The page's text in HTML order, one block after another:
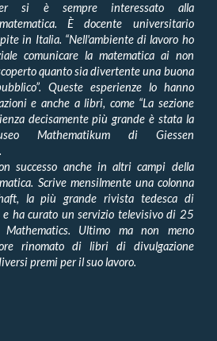
si è sempre interessato alla
È docente universitario
in Italia. “Nell'ambiente di lavoro ho
comunicare la matematica ai non
quanto sia divertente una buona
Queste esperienze lo hanno
e anche a libri, come “La sezione
decisamente più grande è stata la
Mathematikum di Giessen
.
successo anche in altri campi della
Scrive mensilmente una colonna
la più grande rivista tedesca di
e ha curato un servizio televisivo di 25
Ultimo ma non meno
rinomato di libri di divulgazione
premi per il suo lavoro.